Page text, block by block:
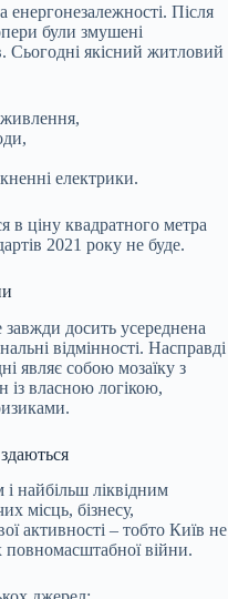
Після
були змушені
Сьогодні якісний житловий
живлення,
електрики.
в ціну квадратного метра
2021 року не буде.
завжди досить усереднена
відмінності. Насправді
являє собою мозаїку з
із власною логікою,
найбільш ліквідним
місць, бізнесу,
активності – тобто Київ не
повномасштабної війни.